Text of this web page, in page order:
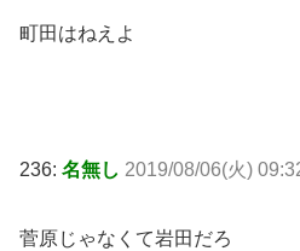
町田はねえよ
236: 名無し 2019/08/06(火)
菅原じゃなくて岩田だろ